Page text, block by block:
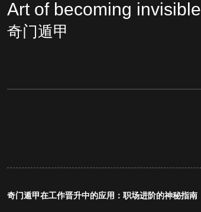
Art of becoming invisible
奇门遁甲
奇门遁甲在工作晋升中的应用：职场进阶的神秘指南